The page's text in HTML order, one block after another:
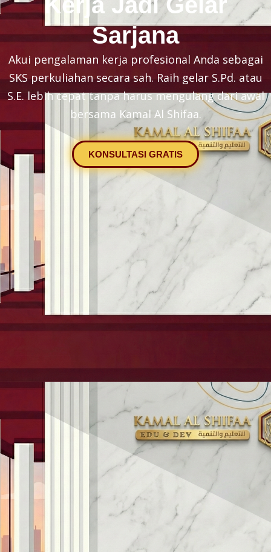
Sarjana
Akui pengalaman kerja profesional Anda sebagai
SKS perkuliahan secara sah. Raih gelar S.Pd. atau
S.E. lebih cepat tanpa harus mengulang dari awal
bersama Kamal Al Shifaa.
KONSULTASI GRATIS